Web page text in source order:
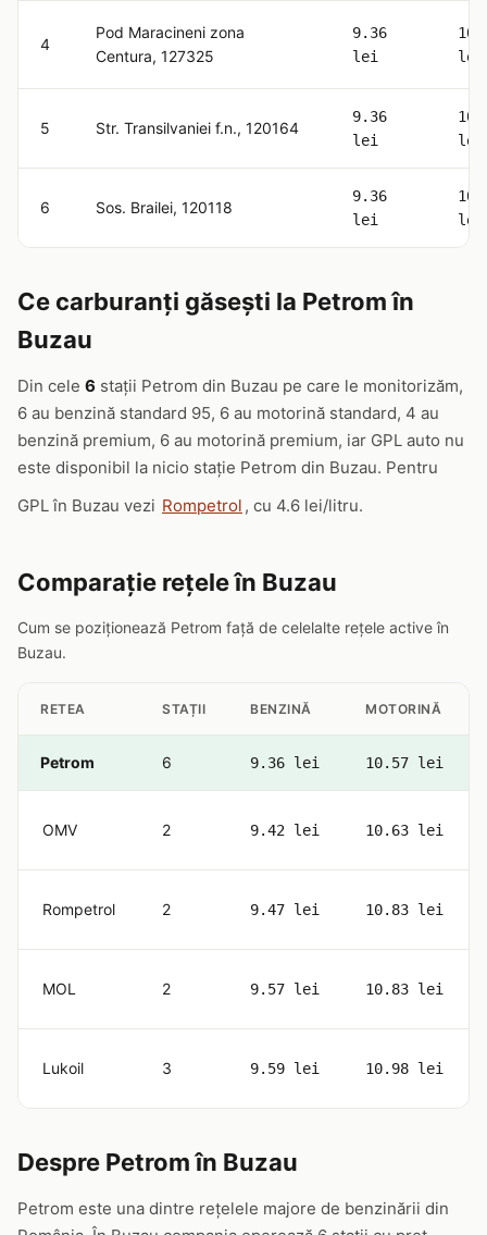
4
Pod Maracineni zona
Centura, 127325
9.36
lei
lei
5 Str. Transilvaniei f.n., 120164
9.36
lei
lei
6 Sos. Brailei, 120118
9.36
lei
lei
Ce carburanți găsești la Petrom în
Buzau
Din cele 6 stații Petrom din Buzau pe care le monitorizăm,
6 au benzină standard 95, 6 au motorină standard, 4 au
benzină premium, 6 au motorină premium, iar GPL auto nu
este disponibil la nicio stație Petrom din Buzau. Pentru
GPL în Buzau vezi Rompetrol , cu 4.6 lei/litru.
Comparație rețele în Buzau
Cum se poziționează Petrom față de celelalte rețele active în
Buzau.
RETEA STAȚII BENZINĂ MOTORINĂ
Petrom 6 9.36 lei 10.57 lei
OMV 2 9.42 lei 10.63 lei
Rompetrol 2 9.47 lei 10.83 lei
MOL 2 9.57 lei 10.83 lei
Lukoil 3 9.59 lei 10.98 lei
Despre Petrom în Buzau
Petrom este una dintre rețelele majore de benzinării din